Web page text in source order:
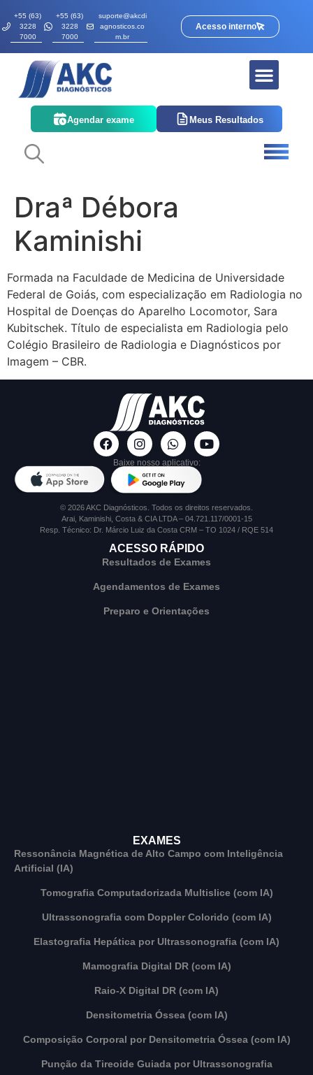
+55 (63)
3228
7000
+55 (63)
3228
7000
suporte@akcdi
agnosticos.co
m.br
Acesso interno
Agendar exame Meus Resultados
Draª Débora
Kaminishi
Formada na Faculdade de Medicina de Universidade
Federal de Goiás, com especialização em Radiologia no
Hospital de Doenças do Aparelho Locomotor, Sara
Kubitschek. Título de especialista em Radiologia pelo
Colégio Brasileiro de Radiologia e Diagnósticos por
Imagem – CBR.
Baixe nosso aplicativo:
© 2026 AKC Diagnósticos. Todos os direitos reservados.
Arai, Kaminishi, Costa & CIA LTDA – 04.721.117/0001-15
Resp. Técnico: Dr. Márcio Luiz da Costa CRM – TO 1024 / RQE 514
ACESSO RÁPIDO
Resultados de Exames
Agendamentos de Exames
Preparo e Orientações
EXAMES
Ressonância Magnética de Alto Campo com Inteligência
Artificial (IA)
Tomografia Computadorizada Multislice (com IA)
Ultrassonografia com Doppler Colorido (com IA)
Elastografia Hepática por Ultrassonografia (com IA)
Mamografia Digital DR (com IA)
Raio-X Digital DR (com IA)
Densitometria Óssea (com IA)
Composição Corporal por Densitometria Óssea (com IA)
Punção da Tireoide Guiada por Ultrassonografia